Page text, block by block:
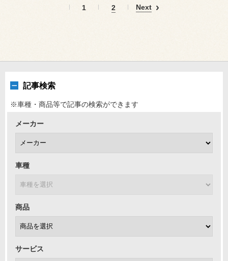
1 2 Next
記事検索
※車種・商品等で記事の検索ができます
メーカー
車種
商品
サービス